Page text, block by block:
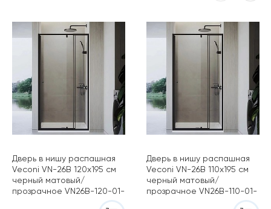
Дверь в нишу распашная
Veconi VN-26B 120х195 см
черный матовый/
прозрачное VN26B-120-01-
Дверь в нишу распашная
Veconi VN-26B 110х195 см
черный матовый/
прозрачное VN26B-110-01-